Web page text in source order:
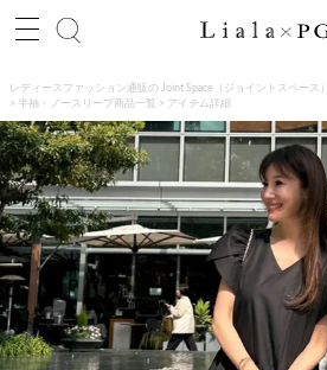
レディースファッション通販の Joint Space（ジョイントスペース）
半袖・ノースリーブ商品一覧
アイテム詳細